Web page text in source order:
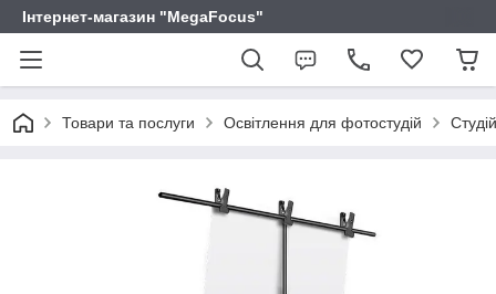
Інтернет-магазин "MegaFocus"
Товари та послуги Освітлення для фотостудій